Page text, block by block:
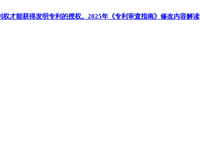
才能获得发明专利的授权。2025年《专利审查指南》修改内容解读